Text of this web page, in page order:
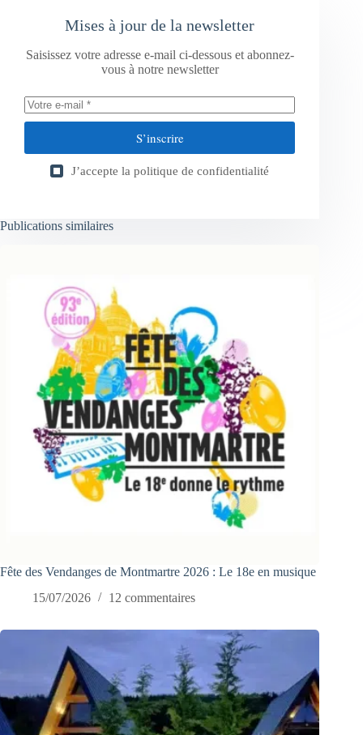
Mises à jour de la newsletter
Saisissez votre adresse e-mail ci-dessous et abonnez-
vous à notre newsletter
S’inscrire
J’accepte la politique de confidentialité
Publications similaires
Fête des Vendanges de Montmartre 2026 : Le 18e en musique
15/07/2026
12 commentaires